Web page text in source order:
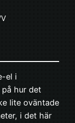
el i
hur det
lite oväntade
i det här